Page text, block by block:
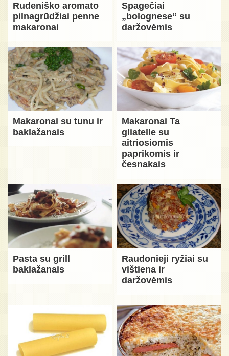
Rudeniško aromato
pilnagrūdžiai penne
makaronai
Spagečiai
„bolognese“ su
daržovėmis
Makaronai su tunu ir
baklažanais
Makaronai Ta
gliatelle su
aitriosiomis
paprikomis ir
česnakais
Pasta su grill
baklažanais
Raudonieji ryžiai su
vištiena ir
daržovėmis